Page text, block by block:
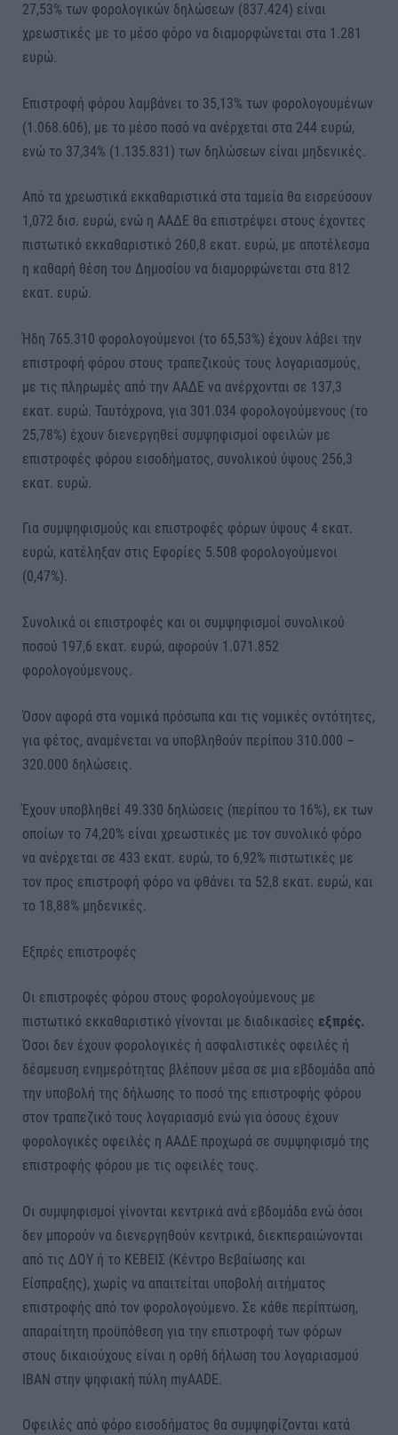
27,53% των φορολογικών δηλώσεων (837.424) είναι
χρεωστικές με το μέσο φόρο να διαμορφώνεται στα 1.281
ευρώ.
Επιστροφή φόρου λαμβάνει το 35,13% των φορολογουμένων
(1.068.606), με το μέσο ποσό να ανέρχεται στα 244 ευρώ,
ενώ το 37,34% (1.135.831) των δηλώσεων είναι μηδενικές.
Από τα χρεωστικά εκκαθαριστικά στα ταμεία θα εισρεύσουν
1,072 δισ. ευρώ, ενώ η ΑΑΔΕ θα επιστρέψει στους έχοντες
πιστωτικό εκκαθαριστικό 260,8 εκατ. ευρώ, με αποτέλεσμα
η καθαρή θέση του Δημοσίου να διαμορφώνεται στα 812
εκατ. ευρώ.
Ήδη 765.310 φορολογούμενοι (το 65,53%) έχουν λάβει την
επιστροφή φόρου στους τραπεζικούς τους λογαριασμούς,
με τις πληρωμές από την ΑΑΔΕ να ανέρχονται σε 137,3
εκατ. ευρώ. Ταυτόχρονα, για 301.034 φορολογούμενους (το
25,78%) έχουν διενεργηθεί συμψηφισμοί οφειλών με
επιστροφές φόρου εισοδήματος, συνολικού ύψους 256,3
εκατ. ευρώ.
Για συμψηφισμούς και επιστροφές φόρων ύψους 4 εκατ.
ευρώ, κατέληξαν στις Εφορίες 5.508 φορολογούμενοι
(0,47%).
Συνολικά οι επιστροφές και οι συμψηφισμοί συνολικού
ποσού 197,6 εκατ. ευρώ, αφορούν 1.071.852
φορολογούμενους.
Όσον αφορά στα νομικά πρόσωπα και τις νομικές οντότητες,
για φέτος, αναμένεται να υποβληθούν περίπου 310.000 –
320.000 δηλώσεις.
Έχουν υποβληθεί 49.330 δηλώσεις (περίπου το 16%), εκ των
οποίων το 74,20% είναι χρεωστικές με τον συνολικό φόρο
να ανέρχεται σε 433 εκατ. ευρώ, το 6,92% πιστωτικές με
τον προς επιστροφή φόρο να φθάνει τα 52,8 εκατ. ευρώ, και
το 18,88% μηδενικές.
Εξπρές επιστροφές
Οι επιστροφές φόρου στους φορολογούμενους με
πιστωτικό εκκαθαριστικό γίνονται με διαδικασίες εξπρές.
Όσοι δεν έχουν φορολογικές ή ασφαλιστικές οφειλές ή
δέσμευση ενημερότητας βλέπουν μέσα σε μια εβδομάδα από
την υποβολή της δήλωσης το ποσό της επιστροφής φόρου
στον τραπεζικό τους λογαριασμό ενώ για όσους έχουν
φορολογικές οφειλές η ΑΑΔΕ προχωρά σε συμψηφισμό της
επιστροφής φόρου με τις οφειλές τους.
Οι συμψηφισμοί γίνονται κεντρικά ανά εβδομάδα ενώ όσοι
δεν μπορούν να διενεργηθούν κεντρικά, διεκπεραιώνονται
από τις ΔΟΥ ή το ΚΕΒΕΙΣ (Κέντρο Βεβαίωσης και
Είσπραξης), χωρίς να απαιτείται υποβολή αιτήματος
επιστροφής από τον φορολογούμενο. Σε κάθε περίπτωση,
απαραίτητη προϋπόθεση για την επιστροφή των φόρων
στους δικαιούχους είναι η ορθή δήλωση του λογαριασμού
ΙΒΑΝ στην ψηφιακή πύλη myAADE.
Οφειλές από φόρο εισοδήματος θα συμψηφίζονται κατά